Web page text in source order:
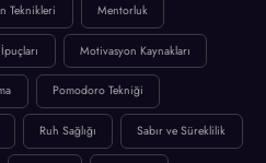
Teknikleri Mentorluk
Motivasyon Kaynakları
Pomodoro Tekniği
Ruh Sağlığı Sabır ve Süreklilik